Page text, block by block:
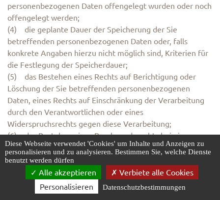
personenbezogenen Daten offengelegt wurden oder noch
offengelegt werden;
(4) die geplante Dauer der Speicherung der Sie
betreffenden personenbezogenen Daten oder, falls
konkrete Angaben hierzu nicht möglich sind, Kriterien für
die Festlegung der Speicherdauer;
(5) das Bestehen eines Rechts auf Berichtigung oder
Löschung der Sie betreffenden personenbezogenen
Daten, eines Rechts auf Einschränkung der Verarbeitung
durch den Verantwortlichen oder eines
Widerspruchsrechts gegen diese Verarbeitung;
(6) das Bestehen eines Beschwerderechts bei einer
Aufsichtsbehörde;
(7) alle verfügbaren Informationen über die Herkunft der
Daten, wenn die personenbezogenen Daten nicht bei der
betroffenen Person erhoben werden;
(8) das Bestehen einer automatisierten
Diese Webseite verwendet 'Cookies' um Inhalte und Anzeigen zu
personalisieren und zu analysieren. Bestimmen Sie, welche Dienste
benutzt werden dürfen
Alle akzeptieren
Verbiete alle Cookies
Personalisieren
Datenschutzbestimmungen